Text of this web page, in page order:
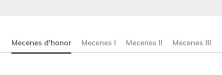
Mecenes d'honor Mecenes I Mecenes II Mecenes III